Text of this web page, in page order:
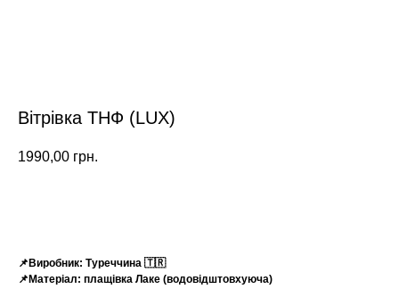
Вітрівка ТНФ (LUX)
1990,00 грн.
📌Виробник: Туреччина 🇹🇷
📌Матеріал: плащівка Лаке (водовідштовхуюча)